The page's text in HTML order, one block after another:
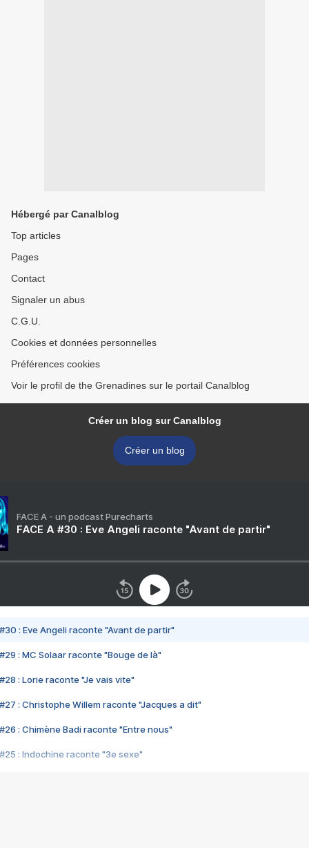
Hébergé par Canalblog
Top articles
Pages
Contact
Signaler un abus
C.G.U.
Cookies et données personnelles
Préférences cookies
Voir le profil de the Grenadines sur le portail Canalblog
Créer un blog sur Canalblog
Créer un blog
FACE A - un podcast Purecharts
FACE A #30 : Eve Angeli raconte "Avant de partir"
#30 : Eve Angeli raconte "Avant de partir"
#29 : MC Solaar raconte "Bouge de là"
#28 : Lorie raconte "Je vais vite"
#27 : Christophe Willem raconte "Jacques a dit"
#26 : Chimène Badi raconte "Entre nous"
#25 : Indochine raconte "3e sexe"